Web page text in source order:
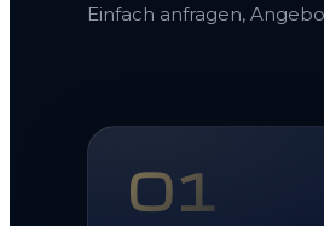
Einfach anfragen,
01